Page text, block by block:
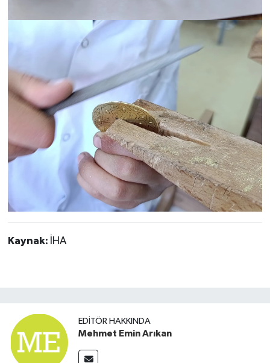
Kaynak: İHA
EDITÖR HAKKINDA
Mehmet Emin Arıkan